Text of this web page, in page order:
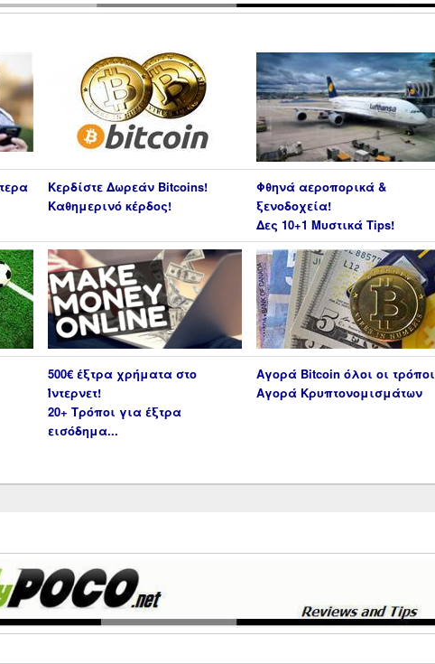
Κερδίστε Δωρεάν Bitcoins!
Καθημερινό κέρδος!
Φθηνά αεροπορικά &
ξενοδοχεία!
Δες 10+1 Μυστικά Tips!
500€ έξτρα χρήματα στο
Ίντερνετ!
20+ Τρόποι για έξτρα
εισόδημα...
Αγορά Bitcoin όλοι οι τρόποι
Αγορά Κρυπτονομισμάτων